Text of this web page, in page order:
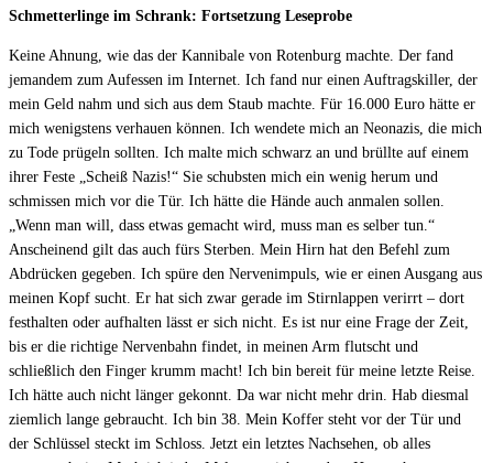
Schmetterlinge im Schrank: Fortsetzung Leseprobe
Keine Ahnung, wie das der Kannibale von Rotenburg machte. Der fand
jemandem zum Aufessen im Internet. Ich fand nur einen Auftragskiller, der
mein Geld nahm und sich aus dem Staub machte. Für 16.000 Euro hätte er
mich wenigstens verhauen können. Ich wendete mich an Neonazis, die mich
zu Tode prügeln sollten. Ich malte mich schwarz an und brüllte auf einem
ihrer Feste „Scheiß Nazis!“ Sie schubsten mich ein wenig herum und
schmissen mich vor die Tür. Ich hätte die Hände auch anmalen sollen.
„Wenn man will, dass etwas gemacht wird, muss man es selber tun.“
Anscheinend gilt das auch fürs Sterben. Mein Hirn hat den Befehl zum
Abdrücken gegeben. Ich spüre den Nervenimpuls, wie er einen Ausgang aus
meinen Kopf sucht. Er hat sich zwar gerade im Stirnlappen verirrt – dort
festhalten oder aufhalten lässt er sich nicht. Es ist nur eine Frage der Zeit,
bis er die richtige Nervenbahn findet, in meinen Arm flutscht und
schließlich den Finger krumm macht! Ich bin bereit für meine letzte Reise.
Ich hätte auch nicht länger gekonnt. Da war nicht mehr drin. Hab diesmal
ziemlich lange gebraucht. Ich bin 38. Mein Koffer steht vor der Tür und
der Schlüssel steckt im Schloss. Jetzt ein letztes Nachsehen, ob alles